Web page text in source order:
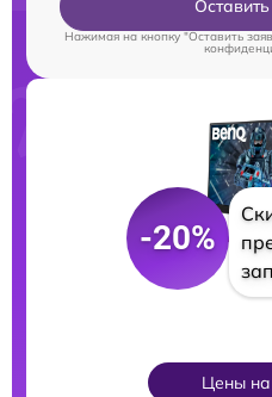
Нажимая на кнопку "Оставить
-20%
Цены